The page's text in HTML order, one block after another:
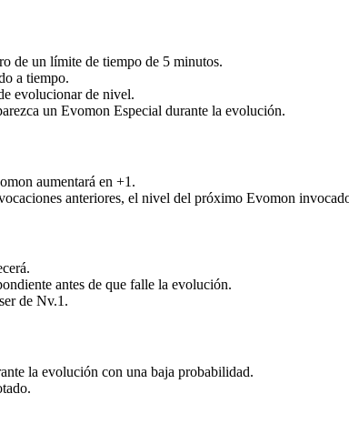
de un límite de tiempo de 5 minutos.
a tiempo.
evolucionar de nivel.
un Evomon Especial durante la evolución.
aumentará en +1.
anteriores, el nivel del próximo Evomon
antes de que falle la evolución.
de Nv.1.
la evolución con una baja probabilidad.